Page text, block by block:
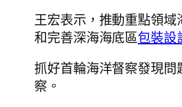
王宏表示，推動重點領
和完善深海海底區包裝設
抓好首輪海洋督察發現問
察。